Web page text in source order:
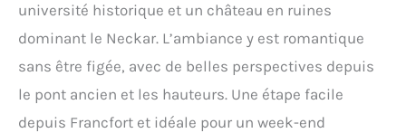
université historique et un château en ruines
dominant le Neckar. L’ambiance y est romantique
sans être figée, avec de belles perspectives depuis
le pont ancien et les hauteurs. Une étape facile
depuis Francfort et idéale pour un week-end